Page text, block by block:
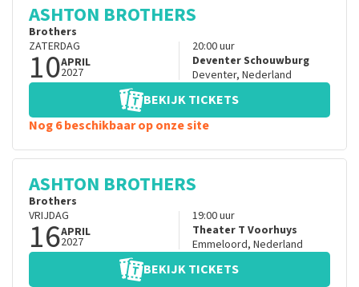
ASHTON BROTHERS
Brothers
ZATERDAG
10APRIL
2027
20:00uur
Deventer Schouwburg
Deventer, Nederland
BEKIJK TICKETS
Nog 6 beschikbaar op onze site
ASHTON BROTHERS
Brothers
VRIJDAG
16APRIL
2027
19:00uur
Theater T Voorhuys
Emmeloord, Nederland
BEKIJK TICKETS